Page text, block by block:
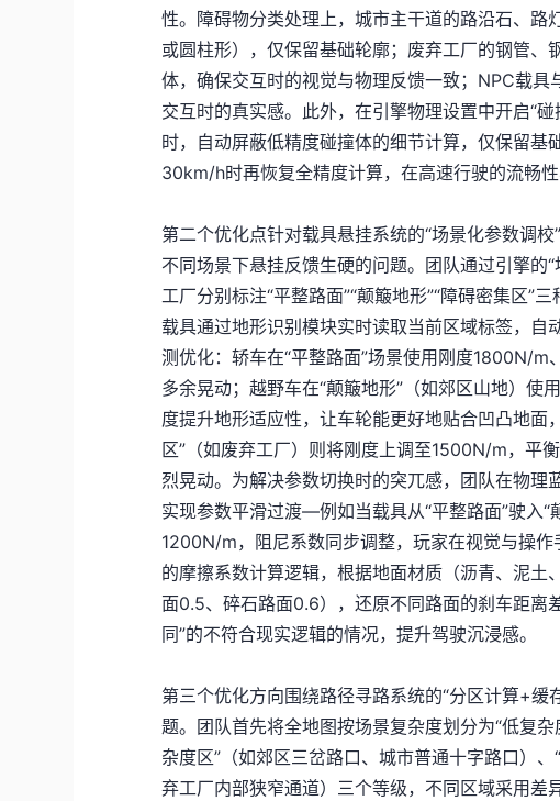
性。障碍物分类处理上，城市主干道的路沿石、
或圆柱形），仅保留基础轮廓；废弃工厂的钢管
体，确保交互时的视觉与物理反馈一致；NPC载
交互时的真实感。此外，在引擎物理设置中开启“
时，自动屏蔽低精度碰撞体的细节计算，仅保留
30km/h时再恢复全精度计算，在高速行驶的流畅
第二个优化点针对载具悬挂系统的“场景化参数调
不同场景下悬挂反馈生硬的问题。团队通过引擎的
工厂分别标注“平整路面”“颠簸地形”“障碍密集区”
载具通过地形识别模块实时读取当前区域标签，
测优化：轿车在“平整路面”场景使用刚度1800N/
多余晃动；越野车在“颠簸地形”（如郊区山地）
度提升地形适应性，让车轮能更好地贴合凹凸地面
区”（如废弃工厂）则将刚度上调至1500N/m，平
烈晃动。为解决参数切换时的突兀感，团队在物理
实现参数平滑过渡—例如当载具从“平整路面”驶入
1200N/m，阻尼系数同步调整，玩家在视觉与操
的摩擦系数计算逻辑，根据地面材质（沥青、泥
面0.5、碎石路面0.6），还原不同路面的刹车距离
同”的不符合现实逻辑的情况，提升驾驶沉浸感。
第三个优化方向围绕路径寻路系统的“分区计算+
题。团队首先将全地图按场景复杂度划分为“低复
杂度区”（如郊区三岔路口、城市普通十字路口）
弃工厂内部狭窄通道）三个等级，不同区域采用